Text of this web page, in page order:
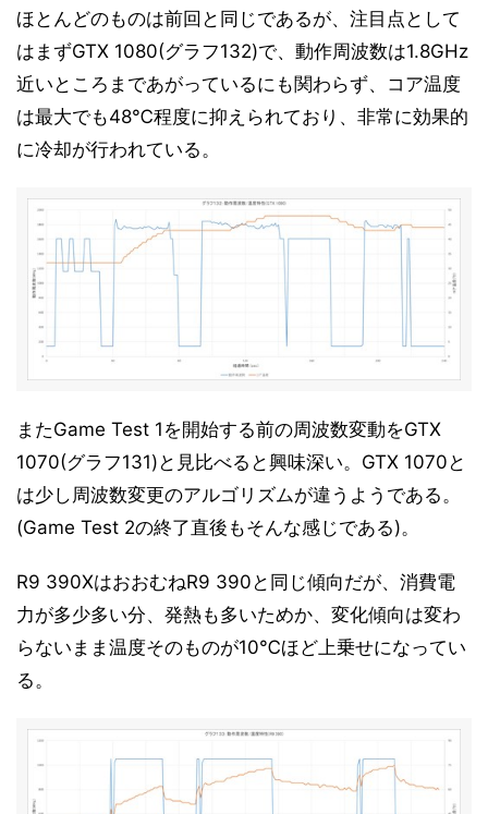
ほとんどのものは前回と同じであるが、注目点として
はまずGTX 1080(グラフ132)で、動作周波数は1.8GHz
近いところまであがっているにも関わらず、コア温度
は最大でも48℃程度に抑えられており、非常に効果的
に冷却が行われている。
またGame Test 1を開始する前の周波数変動をGTX
1070(グラフ131)と見比べると興味深い。GTX 1070と
は少し周波数変更のアルゴリズムが違うようである。
(Game Test 2の終了直後もそんな感じである)。
R9 390XはおおむねR9 390と同じ傾向だが、消費電
力が多少多い分、発熱も多いためか、変化傾向は変わ
らないまま温度そのものが10℃ほど上乗せになってい
る。